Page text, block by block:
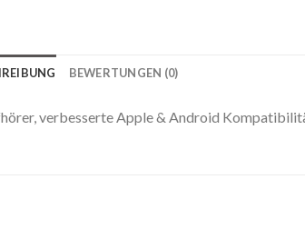
BEWERTUNGEN (0)
verbesserte Apple & Android